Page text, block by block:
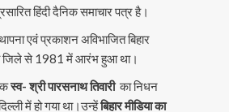
हिंदी दैनिक समाचार पत्र है।
एवं प्रकाशन अविभाजित बिहार
जिले से 1981 में आरंभ हुआ था।
स्व- श्री पारसनाथ तिवारीका निधन
में हो गया था।उन्हेंबिहार मीडिया का